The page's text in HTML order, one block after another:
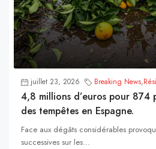
juillet 23, 2026 Breaking News,
4,8 millions d’euros pour 874
des tempêtes en Espagne.
Face aux dégâts considérables
successives sur les...